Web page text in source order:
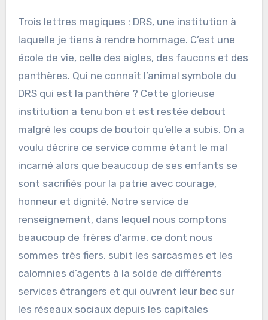
Trois lettres magiques : DRS, une institution à
laquelle je tiens à rendre hommage. C’est une
école de vie, celle des aigles, des faucons et des
panthères. Qui ne connaît l’animal symbole du
DRS qui est la panthère ? Cette glorieuse
institution a tenu bon et est restée debout
malgré les coups de boutoir qu’elle a subis. On a
voulu décrire ce service comme étant le mal
incarné alors que beaucoup de ses enfants se
sont sacrifiés pour la patrie avec courage,
honneur et dignité. Notre service de
renseignement, dans lequel nous comptons
beaucoup de frères d’arme, ce dont nous
sommes très fiers, subit les sarcasmes et les
calomnies d’agents à la solde de différents
services étrangers et qui ouvrent leur bec sur
les réseaux sociaux depuis les capitales